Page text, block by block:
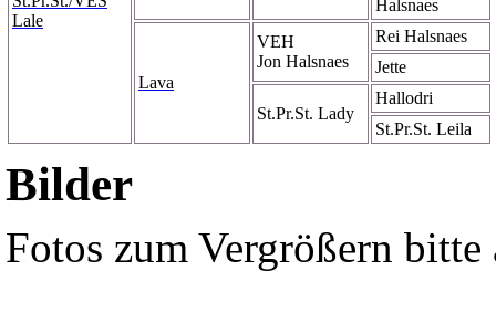
Lale
Halsnaes
Lava
VEH
Jon Halsnaes
Rei Halsnaes
Jette
St.Pr.St. Lady
Hallodri
St.Pr.St. Leila
Bilder
Fotos zum Vergrößern